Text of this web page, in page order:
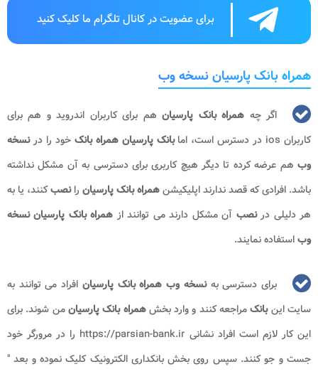
برای عضویت در کانال تلگرام ما کلیک کنید
همراه بانک پارسیان نسخه وب
اگر چه همراه بانک پارسیانهم برای کاربران اندروید و هم برای
کاربران ios در دسترس است، امابانک پارسیان همراه بانکخود را درنسخه
وب هم عرضه کرده تا دیگر هیچ کاربری برای دسترسی به آن مشکل نداشته
باشد. افرادی که قصد ندارند اپلیکیشنهمراه بانک پارسیان رانصبکنند، یا به
هر دلیلی درنصب آن مشکل دارند می توانند از همراه بانک پارسیان نسخه
وباستفاده نمایند.
برای دسترسی به نسخه وب همراه بانک پارسیان افراد می توانند به
سایت اینبانکمراجعه کنند و وارد بخشهمراه بانک پارسیانمن شوند. برای
این کار لازم است افراد نشانی https://parsian-bank.ir را در مرورگر خود
جست و جو کنند. سپس روی بخش بانکداری الکترونیک کلیک نموده و بعد "